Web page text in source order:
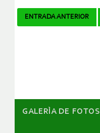
Navegador
ENTRADA ANTERIOR
GALERÌA DE FOTOS